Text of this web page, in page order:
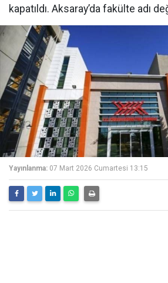
kapatıldı. Aksaray’da fakülte adı
Yayınlanma: 07 Mart 2026 Cumartesi 13:15